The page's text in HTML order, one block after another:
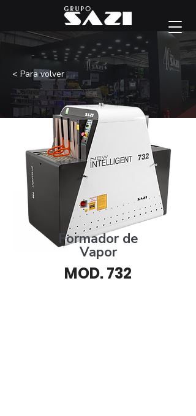
< Para volver
Formador de
Vapor
MOD. 732